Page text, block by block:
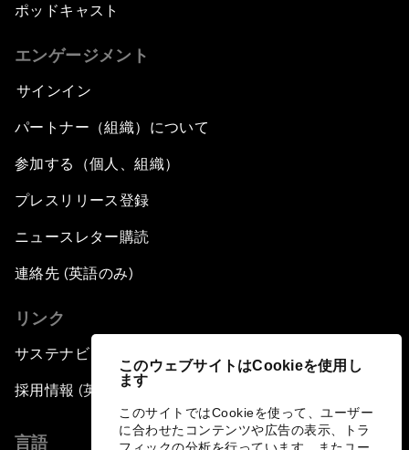
このウェブサイトはCookieを使用し
ます
このサイトではCookieを使って、ユーザー
に合わせたコンテンツや広告の表示、トラ
ポッドキャスト
エンゲージメント
サインイン
パートナー（組織）について
参加する（個人、組織）
プレスリリース登録
ニュースレター購読
連絡先 (英語のみ)
リンク
サステナビリティへの取り組み
採用情報 (英語のみ)
言語